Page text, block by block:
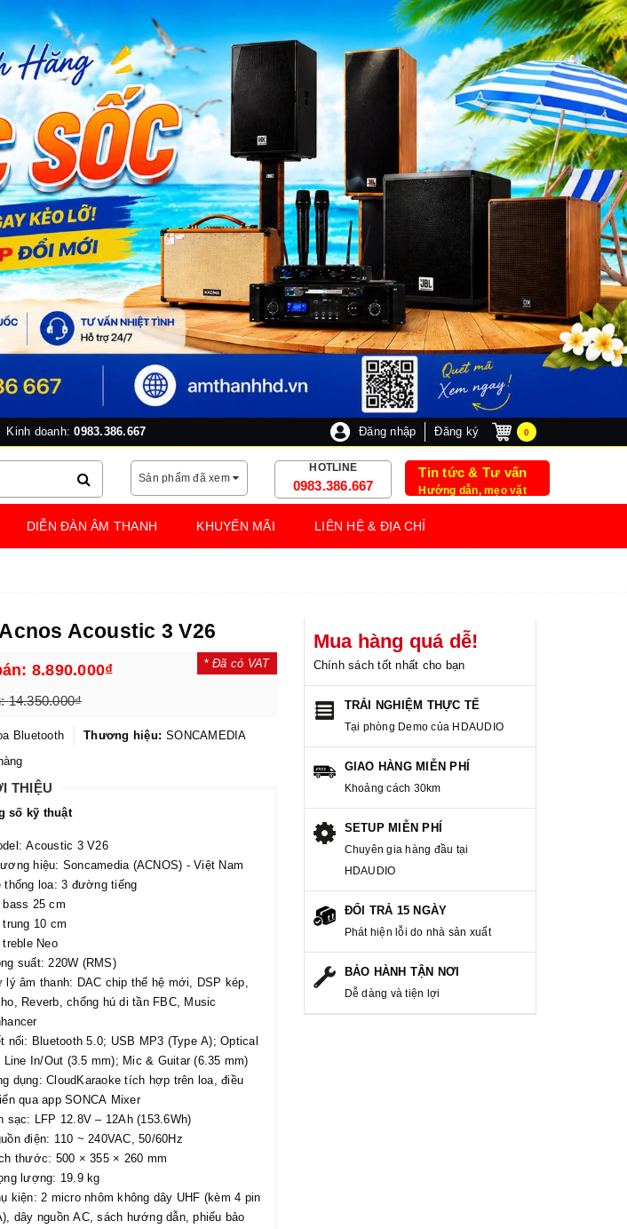
Kinh doanh:0983.386.667 0
Đăng nhập Đăng ký
Sản phẩm đã xem
HOTLINE
0983.386.667
Tin tức & Tư vấn
Hướng dẫn, mẹo vặt
DIỄN ĐÀN ÂM THANH KHUYẾN MÃI LIÊN HỆ & ĐỊA CHỈ
Acoustic 3 V26
8.890.000₫
14.350.000₫
*Đã có VAT
Bluetooth Thương hiệu: SONCAMEDIA
THIỆU
số kỹ thuật
Acoustic 3 V26
hiệu: Soncamedia (ACNOS) - Việt Nam
thống loa: 3 đường tiếng
bass 25 cm
trung 10 cm
treble Neo
suất: 220W (RMS)
lý âm thanh: DAC chip thế hệ mới, DSP kép,
Reverb, chống hú di tần FBC, Music
nối: Bluetooth 5.0; USB MP3 (Type A); Optical
Line In/Out (3.5 mm); Mic & Guitar (6.35 mm)
dụng: CloudKaraoke tích hợp trên loa, điều
qua app SONCA Mixer
sạc: LFP 12.8V – 12Ah (153.6Wh)
điện: 110 ~ 240VAC, 50/60Hz
thước: 500 × 355 × 260 mm
lượng: 19.9 kg
kiện: 2 micro nhôm không dây UHF (kèm 4 pin
dây nguồn AC, sách hướng dẫn, phiếu bảo
Mua hàng quá dễ!
Chính sách tốt nhất cho bạn
TRẢI NGHIỆM THỰC TẾ
Tại phòng Demo của HDAUDIO
GIAO HÀNG MIỄN PHÍ
Khoảng cách 30km
SETUP MIỄN PHÍ
Chuyên gia hàng đầu tại
HDAUDIO
ĐỔI TRẢ 15 NGÀY
Phát hiện lỗi do nhà sản xuất
BẢO HÀNH TẬN NƠI
Dễ dàng và tiện lợi